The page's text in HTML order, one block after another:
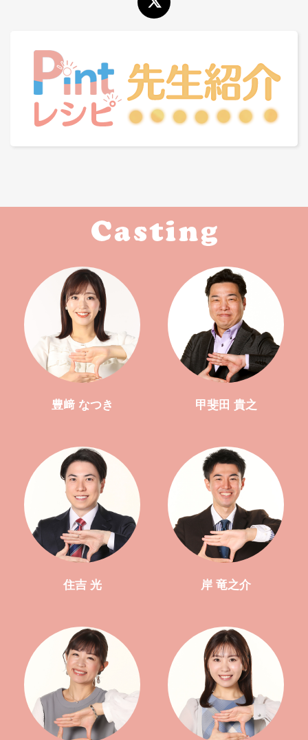
豊﨑 なつき 甲斐田 貴之
住吉 光 岸 竜之介